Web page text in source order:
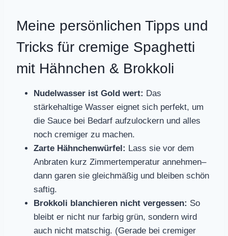
Meine persönlichen Tipps und
Tricks für cremige Spaghetti
mit Hähnchen & Brokkoli
Nudelwasser ist Gold wert: Das
stärkehaltige Wasser eignet sich perfekt, um
die Sauce bei Bedarf aufzulockern und alles
noch cremiger zu machen.
Zarte Hähnchenwürfel: Lass sie vor dem
Anbraten kurz Zimmertemperatur annehmen–
dann garen sie gleichmäßig und bleiben schön
saftig.
Brokkoli blanchieren nicht vergessen: So
bleibt er nicht nur farbig grün, sondern wird
auch nicht matschig. (Gerade bei cremiger